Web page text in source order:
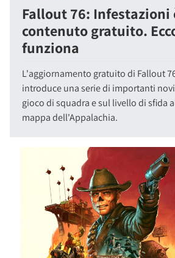
Fallout 76: Infestazioni
contenuto gratuito.
funziona
L'aggiornamento gratuito di Fallout
introduce una serie di importanti
gioco di squadra e sul livello di sfida
mappa dell'Appalachia.